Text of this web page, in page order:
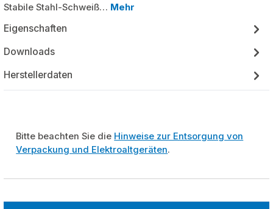
Stabile Stahl-Schweiß… Mehr
Eigenschaften
Downloads
Herstellerdaten
Bitte beachten Sie die Hinweise zur Entsorgung von
Verpackung und Elektroaltgeräten.